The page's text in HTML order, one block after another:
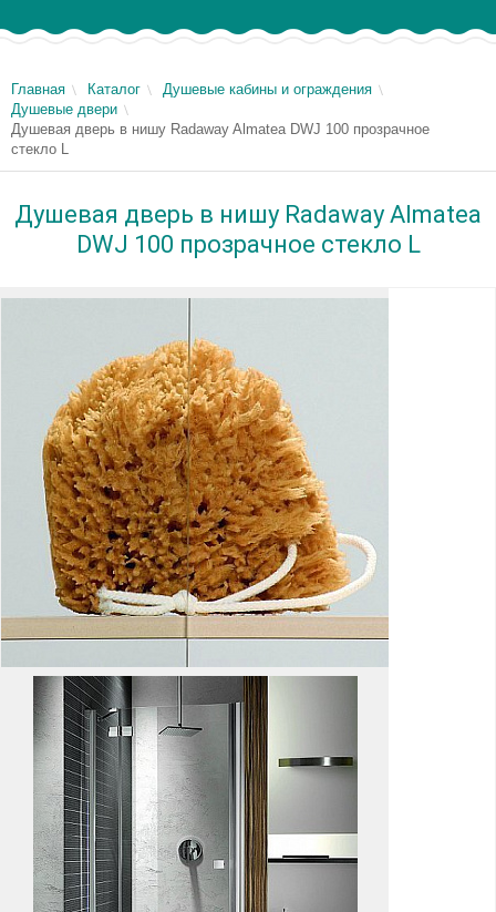
Главная Каталог
Душевые кабины и ограждения
Душевые двери
Душевая дверь в нишу Radaway Almatea DWJ 100 прозрачное
стекло L
Душевая дверь в нишу Radaway Almatea
DWJ 100 прозрачное стекло L